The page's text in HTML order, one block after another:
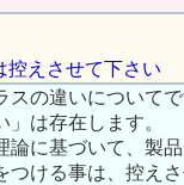
控えさせて下さい
の違いについて
は存在します。
論に基づいて、製
ける事は、控え